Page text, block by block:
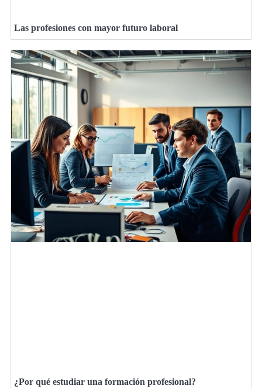
Las profesiones con mayor futuro laboral
¿Por qué estudiar una formación profesional?